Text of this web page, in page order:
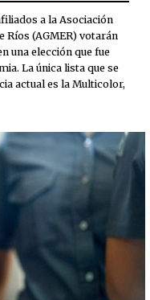
a la Asociación
Ríos (AGMER) votarán
una elección que fue
La única lista que se
actual es la Multicolor,